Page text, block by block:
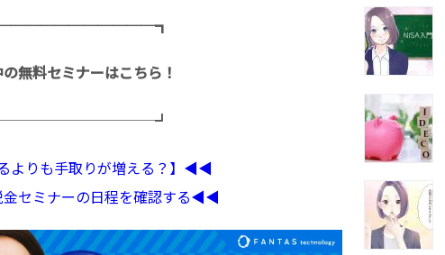
無料セミナーはこちら！
よりも手取りが増える？】◀︎◀︎
セミナーの日程を確認する◀︎◀︎